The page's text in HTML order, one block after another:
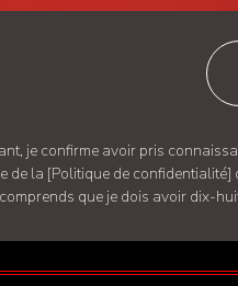
je confirme avoir pris
de la [Politique de confidentialité]
comprends que je dois avoir dix-